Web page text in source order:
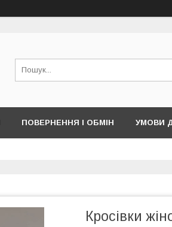
ПОВЕРНЕННЯ І ОБМІН УМОВИ
Кросівки